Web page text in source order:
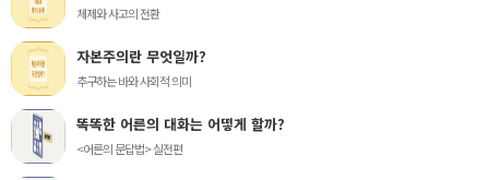
체제와 사고의 전환
자본주의란 무엇일까?
추구하는 바와 사회적 의미
똑똑한 어른의 대화는 어떻게 할까?
<어른의 문답법> 실전편